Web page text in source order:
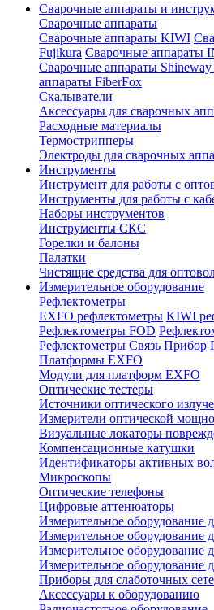
Сварочные аппараты и
Сварочные аппараты
Сварочные аппараты KIWI
Fujikura Сварочные аппараты
Сварочные аппараты
аппараты FiberFox
Скалыватели
Аксессуары для сварочных
Расходные материалы
Термострипперы
Электроды для сварочных
Инструменты
Инструмент для работы с
Инструменты для работы с
Наборы инструментов
Инструменты СКС
Горелки и балоны
Палатки
Чистящие средства для
Измерительное оборудование
Рефлектометры
EXFO рефлектометры KIWI
Рефлектометры FOD
Рефлектометры Связь Прибор
Платформы EXFO
Модули для платформ EXFO
Оптические тестеры
Источники оптического
Измерители оптической
Визуальные локаторы
Компенсационные катушки
Идентификаторы активных
Микроскопы
Оптические телефоны
Цифровые аттенюаторы
Измерительное оборудование
Измерительное оборудование
Измерительное оборудование
Измерительное оборудование
Приборы для слаботочных
Аксессуары к оборудованию